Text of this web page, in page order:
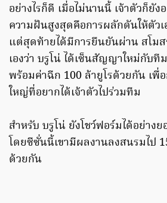
อย่างไรก็ดี เมื่อไม่นานนี้ เจ้าตัวก็ยัง
ความฝันสูงสุดคือการผลักดันให้ตัวเ
แต่สุดท้ายได้มีการยืนยันผ่าน สโม
เองว่า บรูโน่ ได้เซ็นสัญญาใหม่กับที
พร้อมค่าฉีก 100 ล้ายูโรด้วยกัน เ
ใหญ่ที่อยากได้เจ้าตัวไปร่วมทีม
สำหรับ บรูโน่ ยังโชว์ฟอร์มได้อย่าง
โดยซีซั่นนี้เขามีผลงานลงสนรมไป
ด้วยกัน